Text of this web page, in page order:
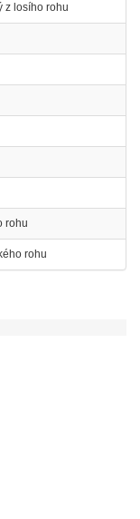
z losího rohu
rohu
rohu